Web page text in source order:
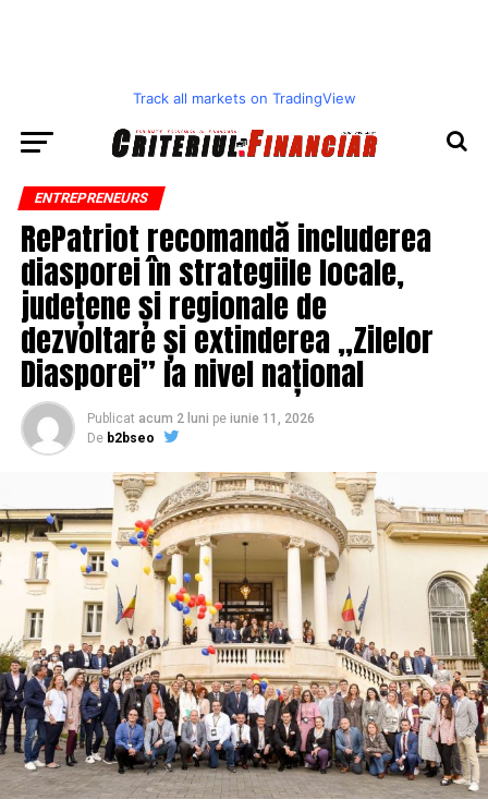
Track all markets on TradingView
ENTREPRENEURS
RePatriot recomandă includerea
diasporei în strategiile locale,
județene și regionale de
dezvoltare și extinderea „Zilelor
Diasporei” la nivel național
Publicat acum 2 luni pe iunie 11, 2026
De b2bseo